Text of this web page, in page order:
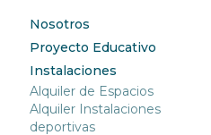
Nosotros
Proyecto Educativo
Instalaciones
Alquiler de Espacios
Alquiler Instalaciones
deportivas